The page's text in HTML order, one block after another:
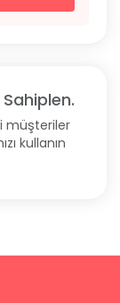
müşteriler
kullanın